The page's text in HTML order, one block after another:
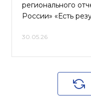
регионального
России» «Есть
30.05.26